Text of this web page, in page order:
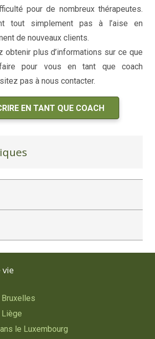
pour de nombreux thérapeutes.
tout simplement pas à l’aise en
de nouveaux clients.
obtenir plus d’informations sur ce que
pour vous en tant que coach
pas à nous contacter.
EN TANT QUE COACH
vie
Liège
le Luxembourg